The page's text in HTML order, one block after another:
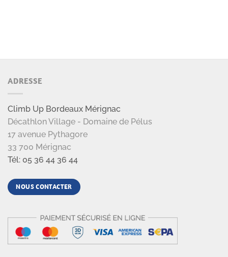
ADRESSE
Climb Up Bordeaux Mérignac
Décathlon Village - Domaine de Pélus
17 avenue Pythagore
33 700 Mérignac
Tél: 05 36 44 36 44
NOUS CONTACTER